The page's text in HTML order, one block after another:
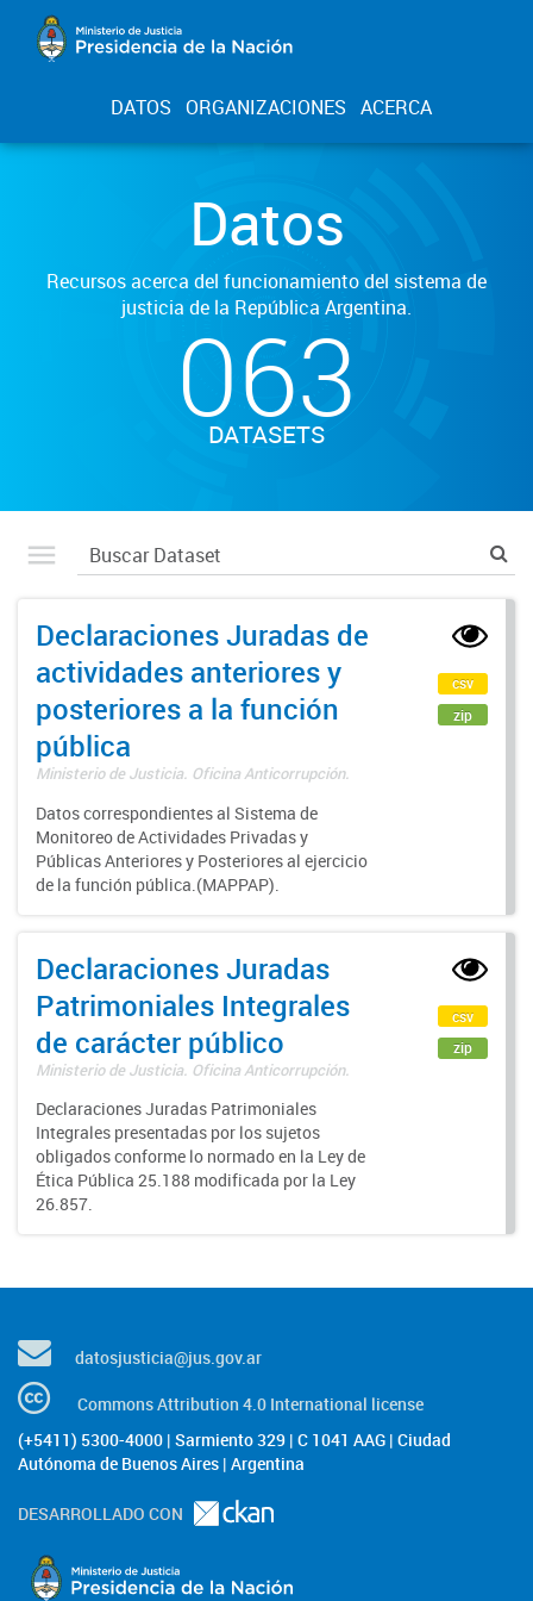
DATOS ORGANIZACIONES ACERCA
Datos
Recursos acerca del funcionamiento del sistema de
justicia de la República Argentina.
063
DATASETS
Declaraciones Juradas de
actividades anteriores y
posteriores a la función
pública
Ministerio de Justicia. Oficina Anticorrupción.
Datos correspondientes al Sistema de
Monitoreo de Actividades Privadas y
Públicas Anteriores y Posteriores al ejercicio
de la función pública.(MAPPAP).
csv
zip
Declaraciones Juradas
Patrimoniales Integrales
de carácter público
Ministerio de Justicia. Oficina Anticorrupción.
Declaraciones Juradas Patrimoniales
Integrales presentadas por los sujetos
obligados conforme lo normado en la Ley de
Ética Pública 25.188 modificada por la Ley
26.857.
csv
zip
datosjusticia@jus.gov.ar
Commons Attribution 4.0 International license
(+5411) 5300-4000 | Sarmiento 329 | C 1041 AAG | Ciudad
Autónoma de Buenos Aires | Argentina
DESARROLLADO CON